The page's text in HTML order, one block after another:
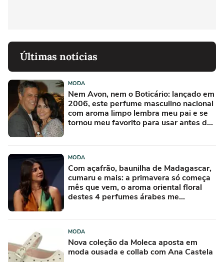
Últimas notícias
MODA
Nem Avon, nem o Boticário: lançado em
2006, este perfume masculino nacional
com aroma limpo lembra meu pai e se
tornou meu favorito para usar antes de
MODA
Com açafrão, baunilha de Madagascar,
cumaru e mais: a primavera só começa
mês que vem, o aroma oriental floral
destes 4 perfumes árabes me
MODA
Nova coleção da Moleca aposta em
moda ousada e collab com Ana Castela